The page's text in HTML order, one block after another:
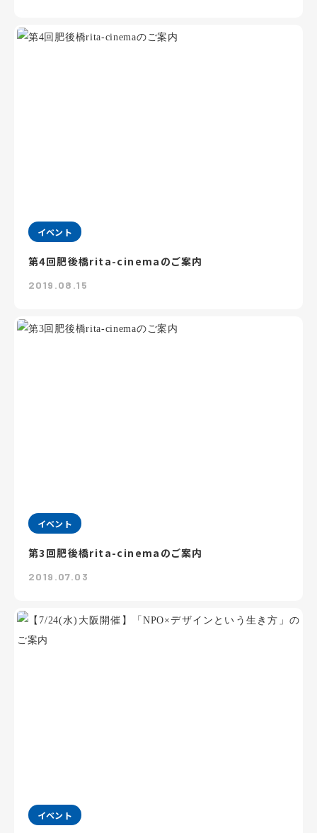
イベント
第4回肥後橋rita-cinemaのご案内
2019.08.15
イベント
第3回肥後橋rita-cinemaのご案内
2019.07.03
イベント